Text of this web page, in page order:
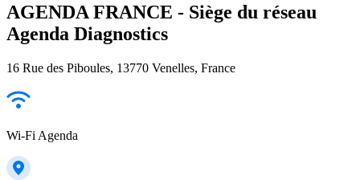
AGENDA FRANCE - Siège du réseau
Agenda Diagnostics
16 Rue des Piboules, 13770 Venelles, France
Wi-Fi Agenda